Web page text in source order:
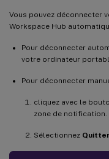
Vous pouvez déconnecter
Workspace Hub
Pour déconnecter
votre ordinateur
Pour déconnecter
cliquez avec le
zone de notification.
Sélectionnez Quitter